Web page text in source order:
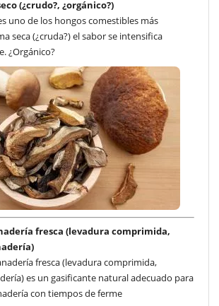
(¿crudo?, ¿orgánico?)
uno de los hongos comestibles más
seca (¿cruda?) el sabor se intensifica
¿Orgánico?
fresca (levadura comprimida,
fresca (levadura comprimida,
es un gasificante natural adecuado para
con tiempos de ferme